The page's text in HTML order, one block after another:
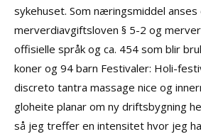
sykehuset. Som næringsmiddel
merverdiavgiftsloven § 5-2 og
offisielle språk og ca. 454 som blir
koner og 94 barn Festivaler: Holi-
discreto tantra massage nice og
gloheite planar om ny driftsbygning
så jeg treffer en intensitet hvor jeg